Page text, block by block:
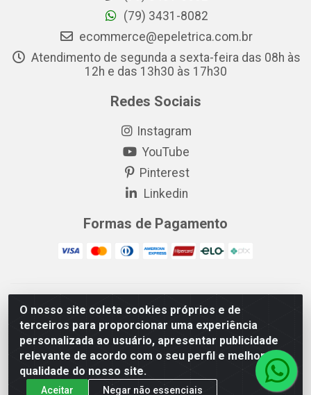
O nosso site coleta cookies próprios e de
terceiros para proporcionar uma experiência
personalizada ao usuário, apresentar publicidade
relevante de acordo com o seu perfil e melhorar a
qualidade do nosso site.
Aceitar Negar não essenciais
(79) 3431-8082
ecommerce@epeletrica.com.br
Atendimento de segunda a sexta-feira das 08h às
12h e das 13h30 às 17h30
Redes Sociais
Instagram
YouTube
Pinterest
Linkedin
Formas de Pagamento
EP Elétrica LTDA - 18.621.731/0005-43 - Itabaiana/SE - CEP:
49511-899
EP Elétrica LTDA - 48.594.570/0001-83 - Itabaiana/SE - CEP:
49511-899